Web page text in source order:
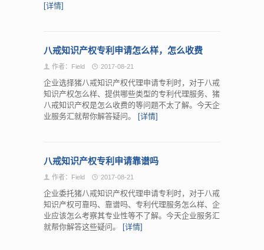
[详情]
八戒知识产权专利申请怎么样，怎么收费
作者：Field 2017-08-21
企业选择猪八戒知识产权代理申请专利时，对于八戒
知识产权怎么样、提供哪些类型的专利代理服务、猪
八戒知识产权是怎么收费的等问题不太了解。今天企
业服务汇就帮你解答疑问。
[详情]
八戒知识产权专利申请靠谱吗
作者：Field 2017-08-21
企业委托猪八戒知识产权代理申请专利时，对于八戒
知识产权可靠吗、靠谱吗、专利代理服务怎么样、企
业应该怎么考察其专业性等不了解。今天企业服务汇
就帮你解答这些疑问。
[详情]